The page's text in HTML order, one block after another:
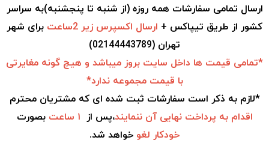
ارسال تمامی سفارشات همه روزه (از شنبه تا پنجشنبه)به سراسر
کشور از طریق تیپاکس + ارسال اکسپرس زیر 2ساعت
برای شهر
تهران (02144443789)
*تمامی قیمت ها داخل سایت بروز میباشد و هیچ گونه مغایرتی
با قیمت مجموعه ندارد*
*لازم به ذکر است سفارشات ثبت شده ای که مشتریان محترم
اقدام به پرداخت نهایی آن ننمایند،پس از
بصورت
خودکار لغو خواهد شد.